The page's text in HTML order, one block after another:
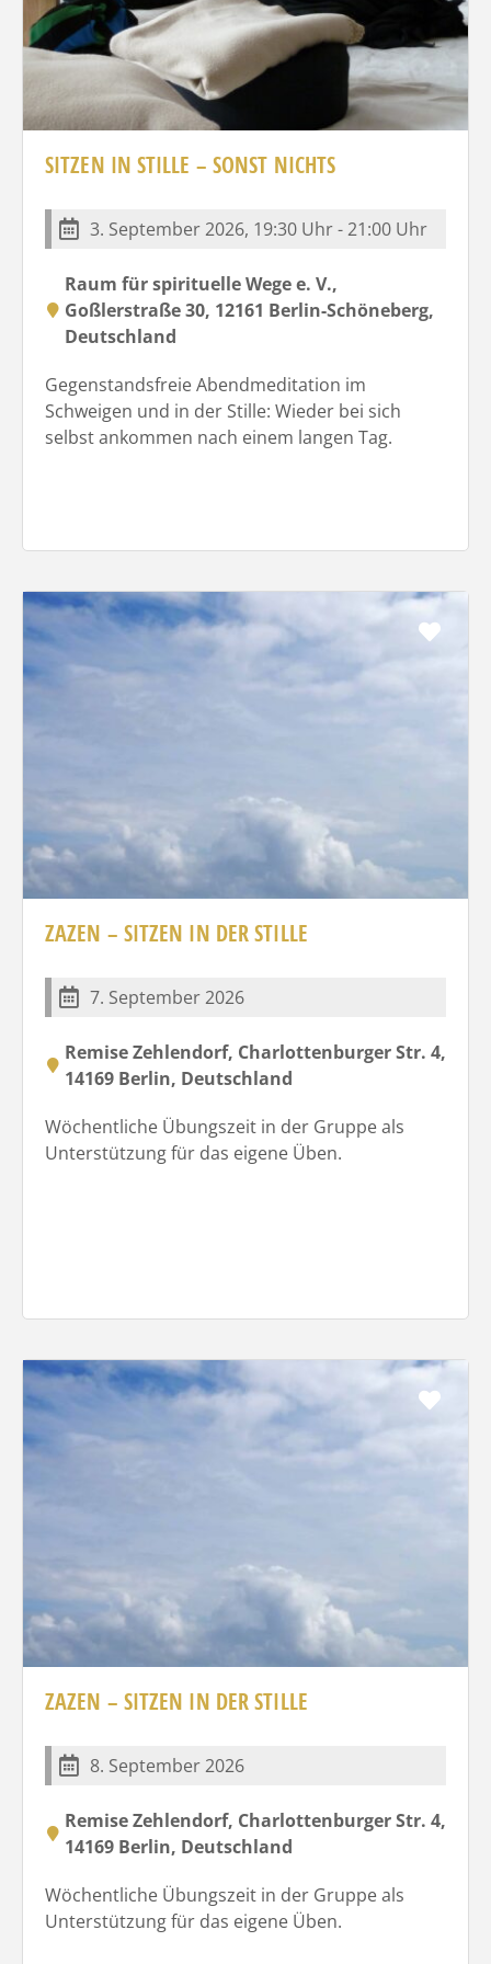
SITZEN IN STILLE – SONST NICHTS
3. September 2026, 19:30 Uhr - 21:00 Uhr
Raum für spirituelle Wege e. V.,
Goßlerstraße 30, 12161 Berlin-Schöneberg,
Deutschland
Gegenstandsfreie Abendmeditation im
Schweigen und in der Stille: Wieder bei sich
selbst ankommen nach einem langen Tag.
ZAZEN – SITZEN IN DER STILLE
7. September 2026
Remise Zehlendorf, Charlottenburger Str. 4,
14169 Berlin, Deutschland
Wöchentliche Übungszeit in der Gruppe als
Unterstützung für das eigene Üben.
ZAZEN – SITZEN IN DER STILLE
8. September 2026
Remise Zehlendorf, Charlottenburger Str. 4,
14169 Berlin, Deutschland
Wöchentliche Übungszeit in der Gruppe als
Unterstützung für das eigene Üben.